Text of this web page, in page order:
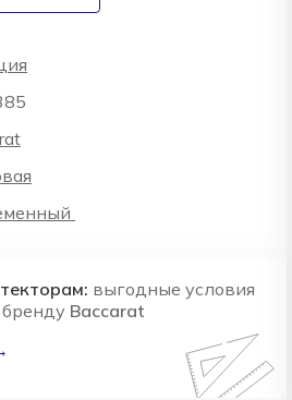
выгодные условия
Baccarat